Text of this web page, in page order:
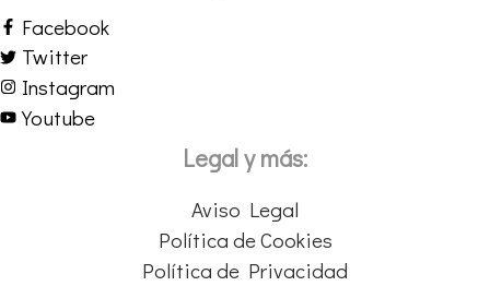
Facebook
Twitter
Instagram
Youtube
Legal y más:
Aviso Legal
Política de Cookies
Política de Privacidad